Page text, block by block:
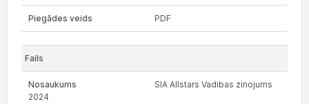
PDF
SIA Allstars Vadibas zinojums
2024